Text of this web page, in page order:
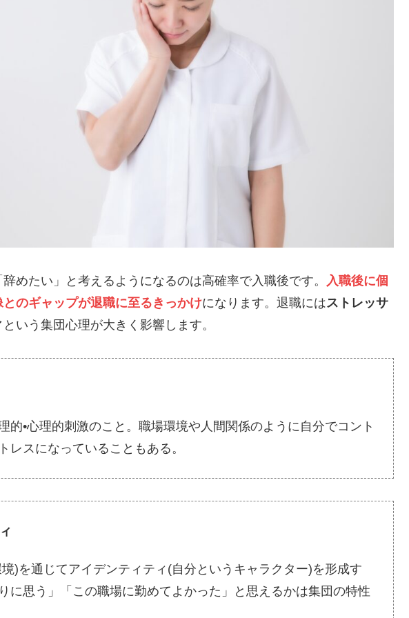
めたい」と考えるようになるのは高確率で入職後です。
入職後に個
のギャップが退職に至るきっかけになります。退職にはストレッサ
という集団心理が大きく影響します。
的•心理的刺激のこと。職場環境や人間関係のように自分でコント
レスになっていることもある。
)を通じてアイデンティティ(自分というキャラクター)を形成す
に思う」「この職場に勤めてよかった」と思えるかは集団の特性